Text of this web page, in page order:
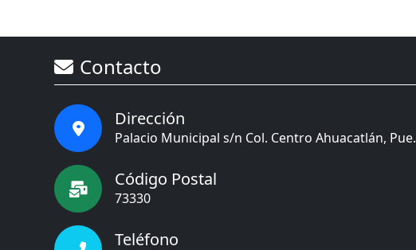
Contacto
Dirección
Palacio Municipal s/n Col. Centro Ahuacatlán, Pue.
Código Postal
73330
Teléfono